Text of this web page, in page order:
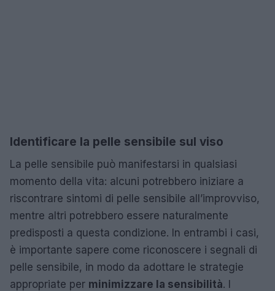
Identificare la pelle sensibile sul viso
La pelle sensibile può manifestarsi in qualsiasi
momento della vita: alcuni potrebbero iniziare a
riscontrare sintomi di pelle sensibile all’improvviso,
mentre altri potrebbero essere naturalmente
predisposti a questa condizione. In entrambi i casi,
è importante sapere come riconoscere i segnali di
pelle sensibile, in modo da adottare le strategie
appropriate per minimizzare la sensibilità. I